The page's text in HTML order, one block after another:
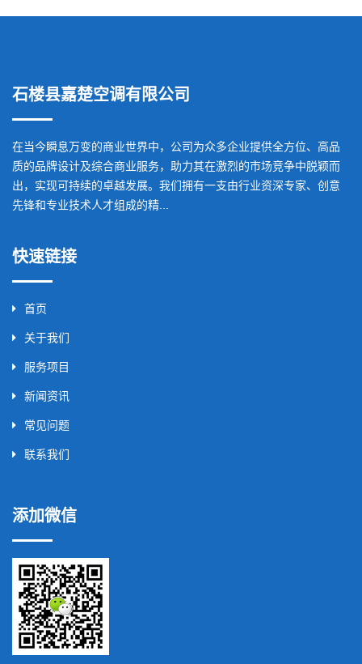
石楼县嘉楚空调有限公司
在当今瞬息万变的商业世界中，公司为众多企业提供全方位、高品
质的品牌设计及综合商业服务，助力其在激烈的市场竞争中脱颖而
出，实现可持续的卓越发展。我们拥有一支由行业资深专家、创意
先锋和专业技术人才组成的精...
快速链接
首页
关于我们
服务项目
新闻资讯
常见问题
联系我们
添加微信